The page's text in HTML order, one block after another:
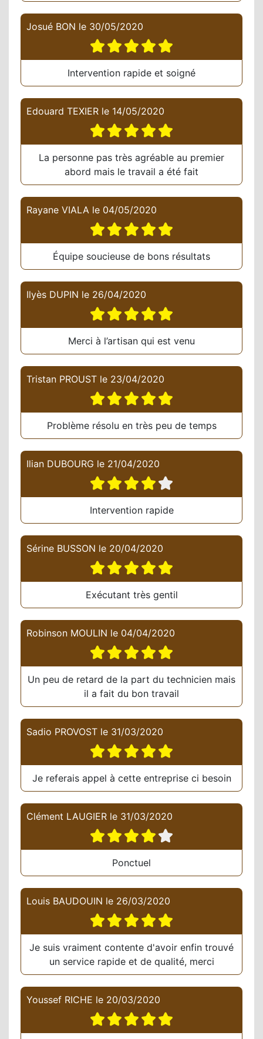
Josué BON le 30/05/2020
Intervention rapide et soigné
Edouard TEXIER le 14/05/2020
La personne pas très agréable au premier
abord mais le travail a été fait
Rayane VIALA le 04/05/2020
Équipe soucieuse de bons résultats
Ilyès DUPIN le 26/04/2020
Merci à l’artisan qui est venu
Tristan PROUST le 23/04/2020
Problème résolu en très peu de temps
Ilian DUBOURG le 21/04/2020
Intervention rapide
Sérine BUSSON le 20/04/2020
Exécutant très gentil
Robinson MOULIN le 04/04/2020
Un peu de retard de la part du technicien mais
il a fait du bon travail
Sadio PROVOST le 31/03/2020
Je referais appel à cette entreprise ci besoin
Clément LAUGIER le 31/03/2020
Ponctuel
Louis BAUDOUIN le 26/03/2020
Je suis vraiment contente d'avoir enfin trouvé
un service rapide et de qualité, merci
Youssef RICHE le 20/03/2020